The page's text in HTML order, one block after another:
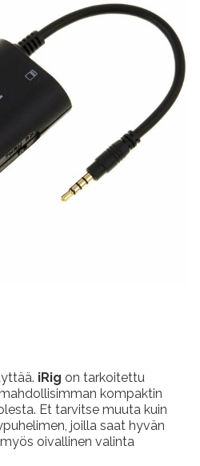
iRig on tarkoitettu
kompaktin
Et tarvitse muuta kuin
joilla saat hyvän
oivallinen valinta